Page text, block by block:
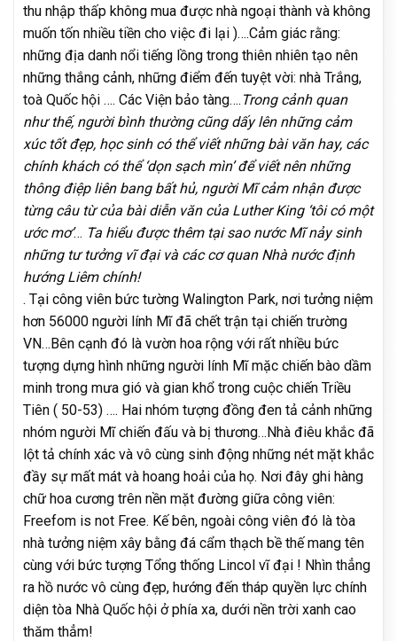
thu nhập thấp không mua được nhà ngoại thành và không
muốn tốn nhiều tiền cho việc đi lại )….Cảm giác rằng:
những địa danh nổi tiếng lồng trong thiên nhiên tạo nên
những thắng cảnh, những điểm đến tuyệt vời: nhà Trắng,
toà Quốc hội …. Các Viện bảo tàng…. Trong cảnh quan
như thế, người bình thường cũng dấy lên những cảm
xúc tốt đẹp, học sinh có thể viết những bài văn hay, các
chính khách có thể ‘dọn sạch mìn’ để viết nên những
thông điệp liên bang bất hủ, người Mĩ cảm nhận được
từng câu từ của bài diễn văn của Luther King ‘tôi có một
ước mơ’… Ta hiểu được thêm tại sao nước Mĩ nảy sinh
những tư tưởng vĩ đại và các cơ quan Nhà nước định
hướng Liêm chính!
. Tại công viên bức tường Walington Park, nơi tưởng niệm
hơn 56000 người lính Mĩ đã chết trận tại chiến trường
VN…Bên cạnh đó là vườn hoa rộng với rất nhiều bức
tượng dựng hình những người lính Mĩ mặc chiến bào dầm
minh trong mưa gió và gian khổ trong cuộc chiến Triều
Tiên ( 50-53) …. Hai nhóm tượng đồng đen tả cảnh những
nhóm người Mĩ chiến đấu và bị thương…Nhà điêu khắc đã
lột tả chính xác và vô cùng sinh động những nét mặt khắc
đầy sự mất mát và hoang hoải của họ. Nơi đây ghi hàng
chữ hoa cương trên nền mặt đường giữa công viên:
Freefom is not Free. Kế bên, ngoài công viên đó là tòa
nhà tưởng niệm xây bằng đá cẩm thạch bề thế mang tên
cùng với bức tượng Tổng thống Lincol vĩ đại ! Nhìn thẳng
ra hồ nước vô cùng đẹp, hướng đến tháp quyền lực chính
diện tòa Nhà Quốc hội ở phía xa, dưới nền trời xanh cao
thăm thẳm!